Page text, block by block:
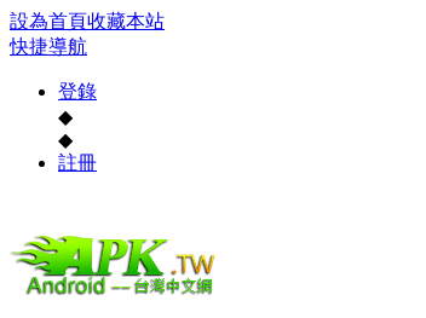
設為首頁收藏本站
快捷導航
登錄
◆
◆
註冊